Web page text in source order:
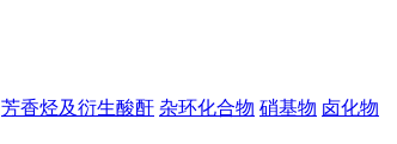
芳香烃及衍生酸酐 杂环化合物 硝基物 卤化物